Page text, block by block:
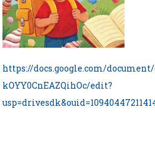
https://docs.google.com/
kOYY0CnEAZQihOc/edit?